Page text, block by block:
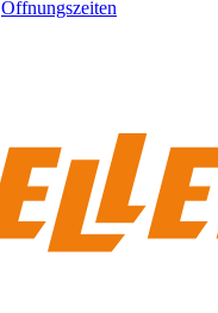
Öffnungszeiten